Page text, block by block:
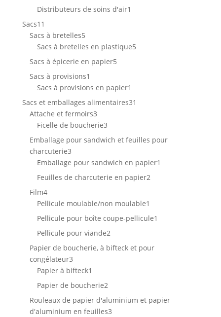
Distributeurs de soins d'air1
Sacs11
produits
Sacs à bretelles55
produits
Sacs à bretelles en plastique55
Sacs à épicerie en papier55
Sacs à provisions1
produit
Sacs à provisions en papier1
produit
Sacs et emballages alimentaires31
Attache et fermoirs33
produits
Ficelle de boucherie33
produits
Emballage pour sandwich et feuilles pour
charcuterie33
produits
Emballage pour sandwich en papier1
Feuilles de charcuterie en papier22
Film44
produits
Pellicule moulable/non moulable1
produit
Pellicule pour boîte coupe-pellicule1
Pellicule pour viande22
produits
Papier de boucherie, à bifteck et pour
congélateur33
produits
Papier à bifteck1
produit
Papier de boucherie22
produits
Rouleaux de papier d'aluminium et papier
d'aluminium en feuilles33